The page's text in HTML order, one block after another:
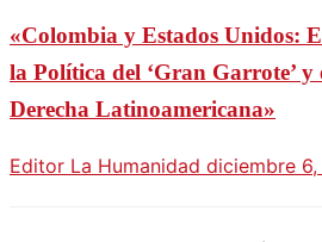
«Colombia y Estados Unidos:
la Política del ‘Gran Garrote’ y
Derecha Latinoamericana»
Editor La Humanidad diciembre